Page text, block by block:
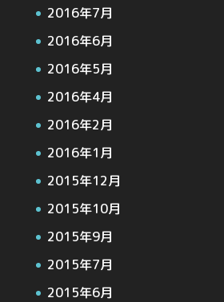
2016年7月
2016年6月
2016年5月
2016年4月
2016年2月
2016年1月
2015年12月
2015年10月
2015年9月
2015年7月
2015年6月